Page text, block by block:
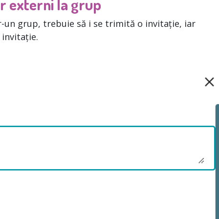
externi la grup
un grup, trebuie să i se trimită o invitație, iar